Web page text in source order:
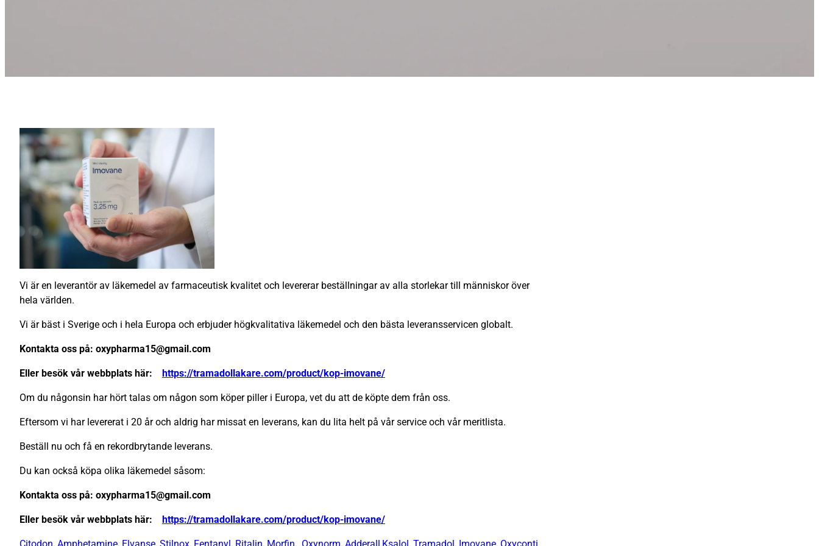
Vi är en leverantör av läkemedel av farmaceutisk kvalitet och levererar beställningar av alla storlekar till människor över
hela världen.
Vi är bäst i Sverige och i hela Europa och erbjuder högkvalitativa läkemedel och den bästa leveransservicen globalt.
Kontakta oss på: oxypharma15@gmail.com
Eller besök vår webbplats här: https://tramadollakare.com/product/kop-imovane/
Om du någonsin har hört talas om någon som köper piller i Europa, vet du att de köpte dem från oss.
Eftersom vi har levererat i 20 år och aldrig har missat en leverans, kan du lita helt på vår service och vår meritlista.
Beställ nu och få en rekordbrytande leverans.
Du kan också köpa olika läkemedel såsom:
Kontakta oss på: oxypharma15@gmail.com
Eller besök vår webbplats här: https://tramadollakare.com/product/kop-imovane/